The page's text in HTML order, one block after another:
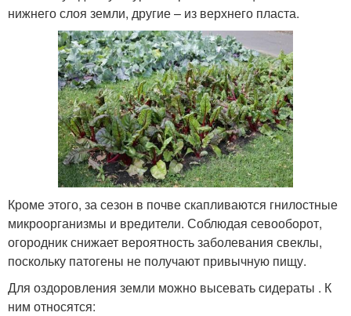
нижнего слоя земли, другие – из верхнего пласта.
Кроме этого, за сезон в почве скапливаются гнилостные
микроорганизмы и вредители. Соблюдая севооборот,
огородник снижает вероятность заболевания свеклы,
поскольку патогены не получают привычную пищу.
Для оздоровления земли можно высевать сидераты . К
ним относятся: